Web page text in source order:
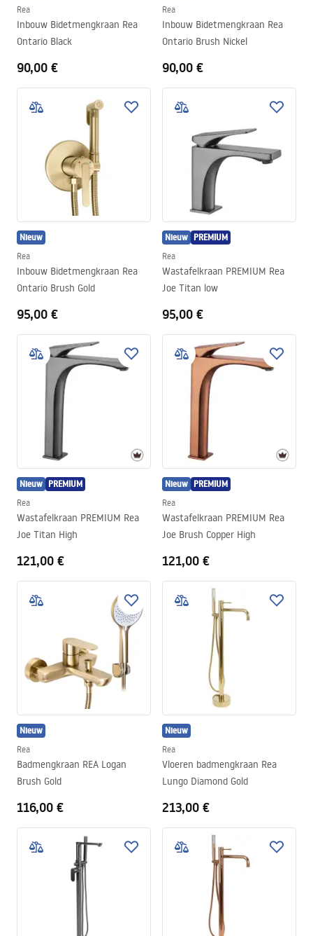
Rea
Inbouw Bidetmengkraan Rea
Ontario Black
90,00 €
Rea
Inbouw Bidetmengkraan Rea
Ontario Brush Nickel
90,00 €
Nieuw
Rea
Inbouw Bidetmengkraan Rea
Ontario Brush Gold
95,00 €
Nieuw PREMIUM
Rea
Wastafelkraan PREMIUM Rea
Joe Titan low
95,00 €
Nieuw PREMIUM
Rea
Wastafelkraan PREMIUM Rea
Joe Titan High
121,00 €
Nieuw PREMIUM
Rea
Wastafelkraan PREMIUM Rea
Joe Brush Copper High
121,00 €
Nieuw
Rea
Badmengkraan REA Logan
Brush Gold
116,00 €
Nieuw
Rea
Vloeren badmengkraan Rea
Lungo Diamond Gold
213,00 €